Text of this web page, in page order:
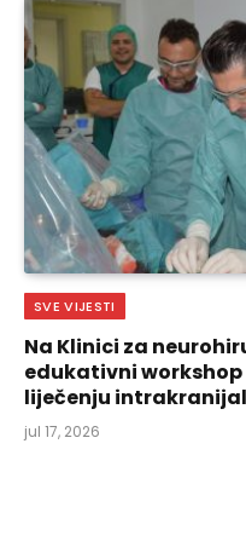
SVE VIJESTI
Na Klinici za
edukativni workshop
liječenju
jul 17, 2026